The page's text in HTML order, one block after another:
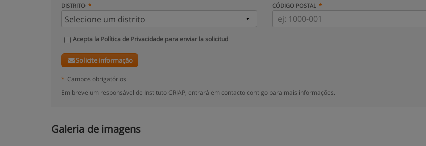
DISTRITO CÓDIGO POSTAL
Acepta la Política de Privacidade para enviar la solicitud
Solicite informação
* Campos obrigatórios
Em breve um responsável de Instituto CRIAP, entrará em contacto contigo para mais informações.
Galeria de imagens